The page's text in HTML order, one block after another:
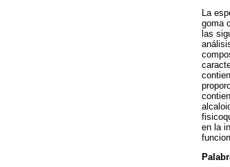
La
goma
las
en la